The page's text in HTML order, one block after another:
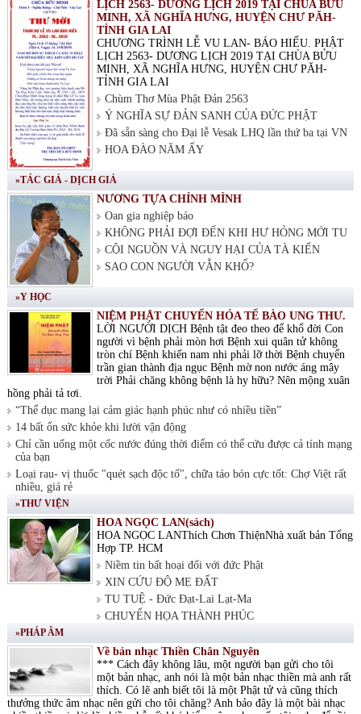
LỊCH 2563- DƯƠNG LỊCH 2019 TẠI CHÙA BỬU
MINH, XÃ NGHĨA HƯNG, HUYỆN CHƯ PĂH-
TỈNH GIA LAI
CHƯƠNG TRÌNH LỄ VU LAN- BÁO HIẾU. PHẬT
LỊCH 2563- DƯƠNG LỊCH 2019 TẠI CHÙA BỬU
MINH, XÃ NGHĨA HƯNG, HUYỆN CHƯ PĂH-
TỈNH GIA LAI
Chùm Thơ Mùa Phật Đản 2563
Ý NGHĨA SỰ ĐẢN SANH CỦA ĐỨC PHẬT
Đã sẵn sàng cho Đại lễ Vesak LHQ lần thứ ba tại VN
HOA ĐÀO NĂM ẤY
»TÁC GIẢ - DỊCH GIẢ
NƯƠNG TỰA CHÍNH MÌNH
Oan gia nghiệp báo
KHÔNG PHẢI ĐỢI ĐẾN KHI HƯ HỎNG MỚI TU
CỘI NGUỒN VÀ NGUY HẠI CỦA TÀ KIẾN
SAO CON NGƯỜI VẪN KHỔ?
»Y HỌC
NIỆM PHẬT CHUYỂN HÓA TẾ BÀO UNG THƯ.
LỜI NGƯỜI DỊCH Bệnh tật đeo theo để khổ đời Con
người vì bệnh phải mòn hơi Bệnh xui quân tử không
tròn chí Bệnh khiến nam nhi phải lỡ thời Bệnh chuyển
trần gian thành địa ngục Bệnh mờ non nước áng mây
trời Phải chăng không bệnh là hy hữu? Nên mộng xuân
hồng phải tả tơi.
“Thể dục mang lại cảm giác hạnh phúc như có nhiều tiền”
14 bất ổn sức khỏe khi lười vận động
Chỉ cần uống một cốc nước đúng thời điểm có thể cứu được cả tính mạng
của bạn
Loại rau- vị thuốc "quét sạch độc tố", chữa táo bón cực tốt: Chợ Việt rất
nhiều, giá rẻ
»THƯ VIỆN
HOA NGỌC LAN(sách)
HOA NGỌC LANThích Chơn ThiệnNhà xuất bản Tổng
Hợp TP. HCM
Niềm tin bất hoại đối với đức Phật
XIN CỨU ĐỘ MẸ ĐẤT
TU TUỆ - Đức Đạt-Lai Lạt-Ma
CHUYỂN HỌA THÀNH PHÚC
»PHÁP ÂM
Về bản nhạc Thiền Chân Nguyên
*** Cách đây không lâu, một người bạn gửi cho tôi
một bản nhạc, anh nói là một bản nhạc thiền mà anh rất
thích. Có lẽ anh biết tôi là một Phật tử và cũng thích
thưởng thức âm nhạc nên gửi cho tôi chăng? Anh bảo đây là một bài nhạc